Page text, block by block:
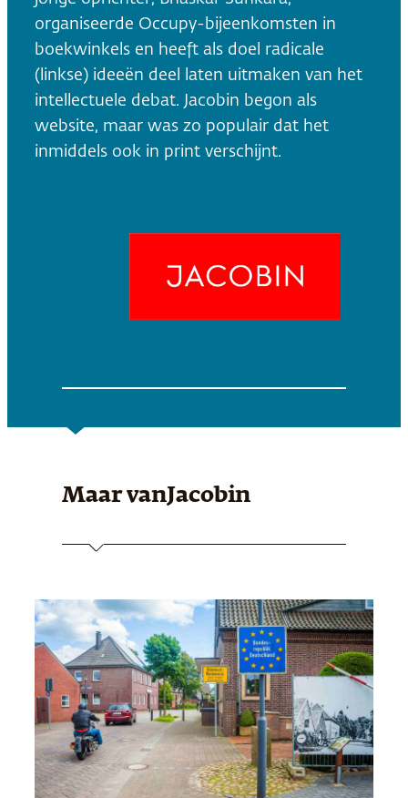
organiseerde Occupy-bijeenkomsten in
boekwinkels en heeft als doel radicale
(linkse) ideeën deel laten uitmaken van het
intellectuele debat. Jacobin begon als
website, maar was zo populair dat het
inmiddels ook in print verschijnt.
Maar vanJacobin